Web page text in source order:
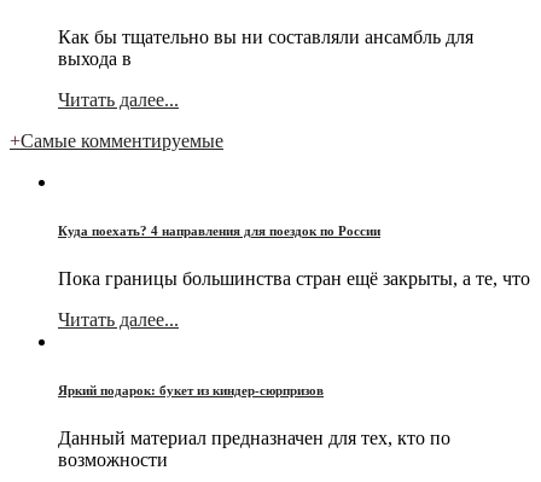
Как бы тщательно вы ни составляли ансамбль для
выхода в
Читать далее...
+Самые комментируемые
Куда поехать? 4 направления для поездок по России
Пока границы большинства стран ещё закрыты, а те, что
Читать далее...
Яркий подарок: букет из киндер-сюрпризов
Данный материал предназначен для тех, кто по
возможности